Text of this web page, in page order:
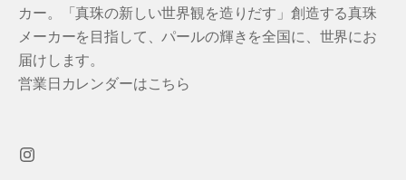
カー。「真珠の新しい世界観を造りだす」創造する真珠
メーカーを目指して、パールの輝きを全国に、世界にお
届けします。
営業日カレンダーはこちら